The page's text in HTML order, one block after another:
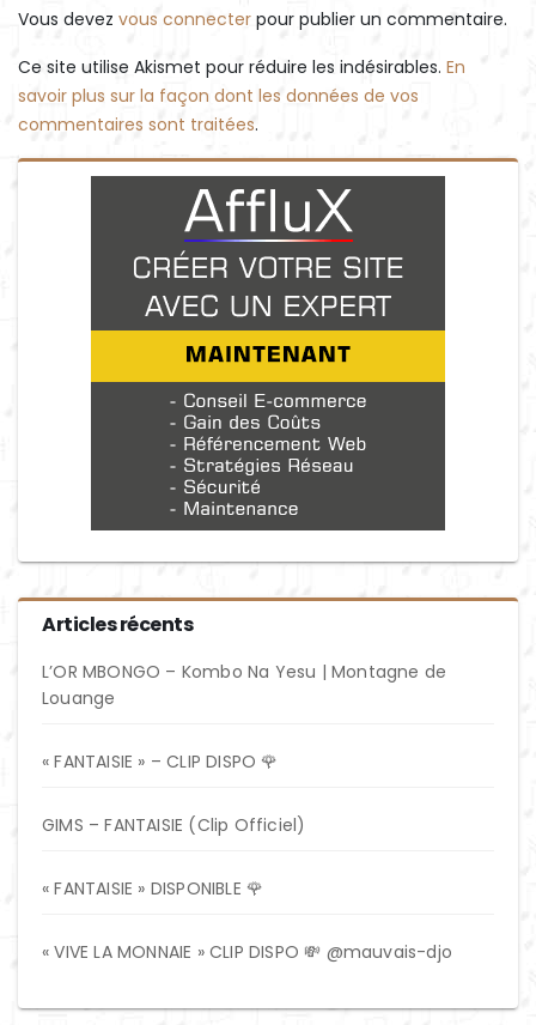
Vous devez vous connecter pour publier un commentaire.
Ce site utilise Akismet pour réduire les indésirables. En
savoir plus sur la façon dont les données de vos
commentaires sont traitées.
Articles récents
L’OR MBONGO – Kombo Na Yesu | Montagne de
Louange
« FANTAISIE » – CLIP DISPO 🌹
GIMS – FANTAISIE (Clip Officiel)
« FANTAISIE » DISPONIBLE 🌹
« VIVE LA MONNAIE » CLIP DISPO 💸 @mauvais-djo